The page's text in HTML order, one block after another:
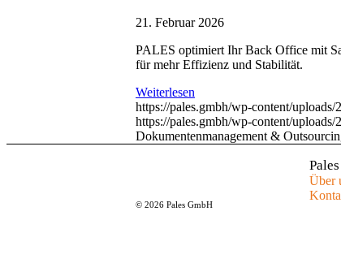
21. Februar 2026
PALES optimiert Ihr Back Office mit
für mehr Effizienz und Stabilität.
Weiterlesen
https://pales.gmbh/wp-content/
https://pales.gmbh/wp-content/
Dokumentenmanagement &
© 2026 Pales GmbH
Über